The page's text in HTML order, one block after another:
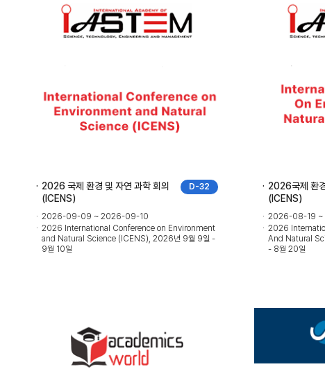
D-32
2026 국제 환경 및 자연 과학 회의
(ICENS)
2026-09-09 ~ 2026-09-10
2026 International Conference on Environment
and Natural Science (ICENS), 2026년 9월 9일 -
9월 10일
2026국제 환
(ICENS)
2026-08-19
2026
And Natural
- 8월 20일